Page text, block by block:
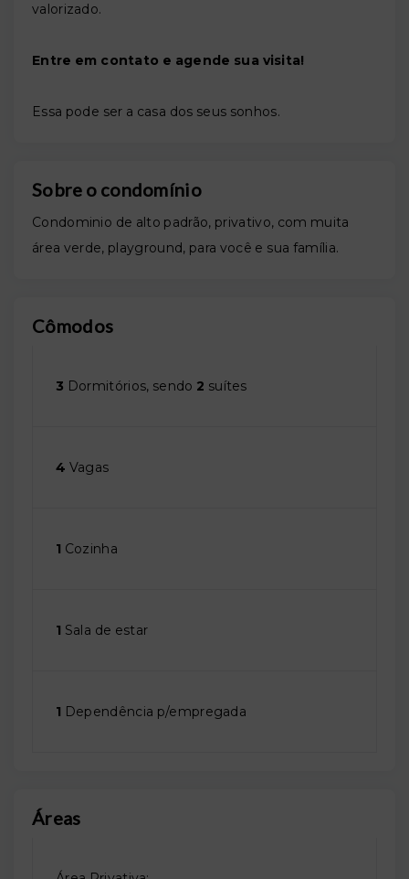
valorizado.
Entre em contato e agende sua visita!
Essa pode ser a casa dos seus sonhos.
Sobre o condomínio
Condominio de alto padrão, privativo, com muita
área verde, playground, para você e sua família.
Cômodos
3 Dormitórios, sendo 2 suítes
4 Vagas
1 Cozinha
1 Sala de estar
1 Dependência p/empregada
Áreas